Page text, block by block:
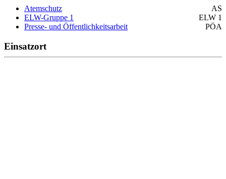
Atemschutz
AS
ELW-Gruppe 1
ELW 1
Presse- und Öffentlichkeitsarbeit
PÖA
Einsatzort